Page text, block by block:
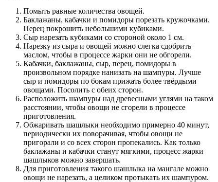
Помыть равные количества овощей.
Баклажаны, кабачки и помидоры порезать кружочками.
Перец покрошить небольшими кубиками.
Сыр нарезать кубиками со стороной около 1 см.
Нарезку из сыра и овощей можно слегка сдобрить
маслом, чтобы в процессе жарки они не обгорели.
Кабачки, баклажаны, сыр, перец, помидоры в
произвольном порядке нанизать на шампуры. Лучше
сыр и помидоры по бокам прижать более твёрдыми
овощами. Посолить с обеих сторон.
Расположить шампуры над древесными углями на таком
расстоянии, чтобы овощи не сгорели в процессе
приготовления.
Обжаривать шашлыки необходимо примерно 40 минут,
периодически их поворачивая, чтобы овощи не
пригорали и со всех сторон пропекались. Как только
баклажаны и кабачки станут мягкими, процесс жарки
шашлыков можно завершать.
Для приготовления такого шашлыка на мангале можно
овощи не нарезать, а целиком протыкать их шампуром.